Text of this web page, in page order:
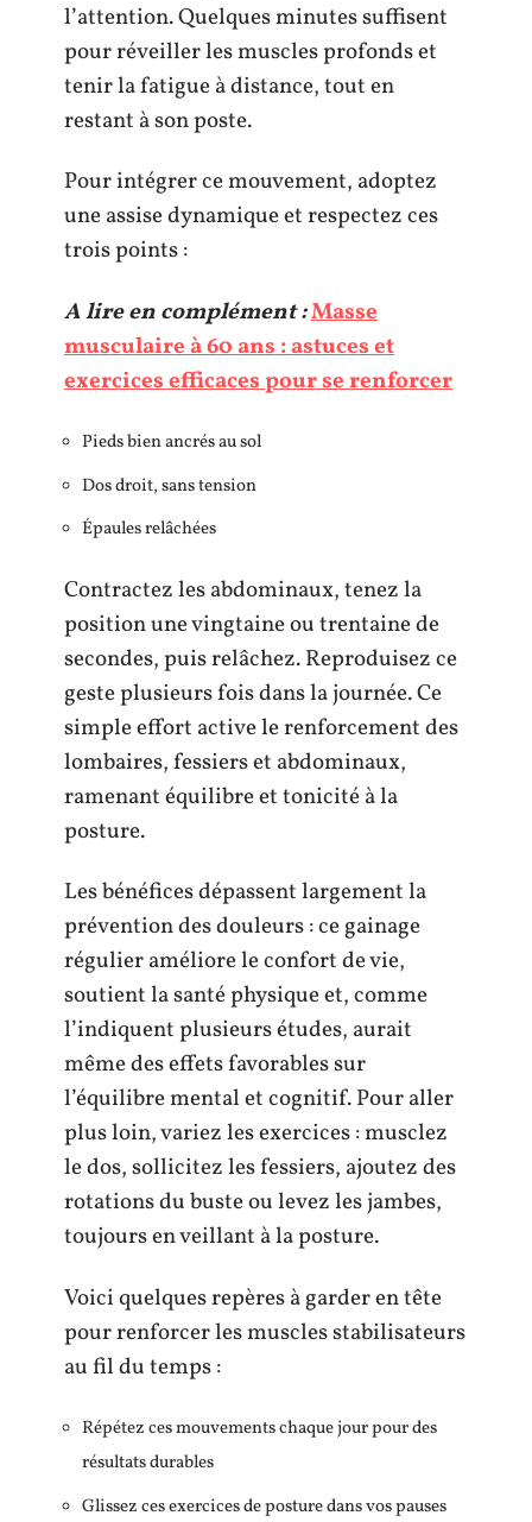
l’attention. Quelques minutes suffisent
pour réveiller les muscles profonds et
tenir la fatigue à distance, tout en
restant à son poste.
Pour intégrer ce mouvement, adoptez
une assise dynamique et respectez ces
trois points :
A lire en complément :Masse
musculaire à 60 ans : astuces et
exercices efficaces pour se renforcer
Pieds bien ancrés au sol
Dos droit, sans tension
Épaules relâchées
Contractez les abdominaux, tenez la
position une vingtaine ou trentaine de
secondes, puis relâchez. Reproduisez ce
geste plusieurs fois dans la journée. Ce
simple effort active le renforcement des
lombaires, fessiers et abdominaux,
ramenant équilibre et tonicité à la
posture.
Les bénéfices dépassent largement la
prévention des douleurs : ce gainage
régulier améliore le confort de vie,
soutient la santé physique et, comme
l’indiquent plusieurs études, aurait
même des effets favorables sur
l’équilibre mental et cognitif. Pour aller
plus loin, variez les exercices : musclez
le dos, sollicitez les fessiers, ajoutez des
rotations du buste ou levez les jambes,
toujours en veillant à la posture.
Voici quelques repères à garder en tête
pour renforcer les muscles stabilisateurs
au fil du temps :
Répétez ces mouvements chaque jour pour des
résultats durables
Glissez ces exercices de posture dans vos pauses